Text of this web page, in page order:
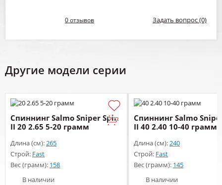
0 отзывов Задать вопрос (0)
Другие модели серии
Спиннинг Salmo Sniper Spin
II 20 2.65 5-20 грамм
Длина (см): 265
Строй: Fast
Вес (грамм): 158
В наличии
Спиннинг Salmo
II 40 2.40 10-40 грамм
Длина (см): 240
Строй: Fast
Вес (грамм): 145
В наличии